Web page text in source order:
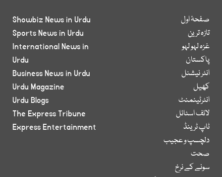
صفحۂ اول
تازہ ترین
غزہ لہو لہو
پاکستان
انٹر نیشنل
کھیل
انٹرٹینمنٹ
لائف اسٹائل
ٹاپ ٹرینڈ
دلچسپ و عجیب
صحت
سونے کے نرخ
Showbiz News in Urdu
Sports News in Urdu
International News in
Urdu
Business News in Urdu
Urdu Magazine
Urdu Blogs
The Express Tribune
Express Entertainment